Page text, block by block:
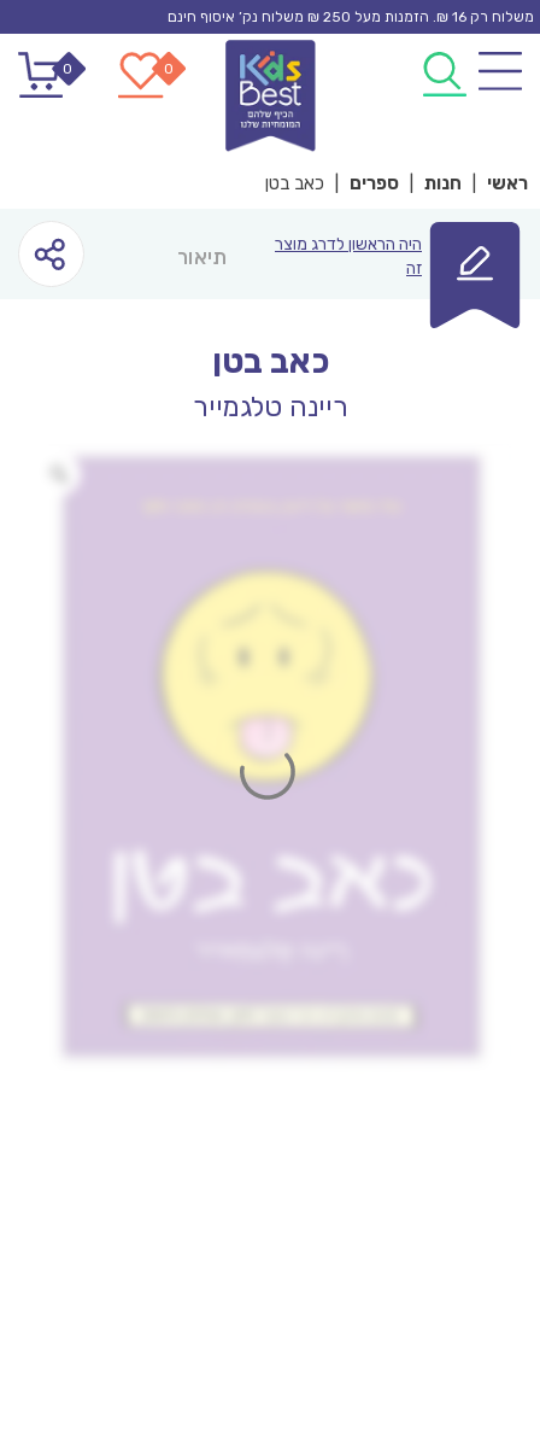
Skip
content
משלוח רק 16 ₪. הזמנות מעל 250 ₪ משלוח נק’ איסוף חינם
0
0
ראשי חנות ספרים כאב בטן
היה הראשון לדרג מוצר
זה
תיאור
כאב בטן
ריינה טלגמייר